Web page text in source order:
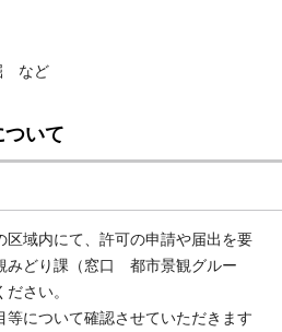
など
いて
域内にて、許可の申請や届出を要
みどり課（窓口 都市景観グルー
さい。
について確認させていただきます